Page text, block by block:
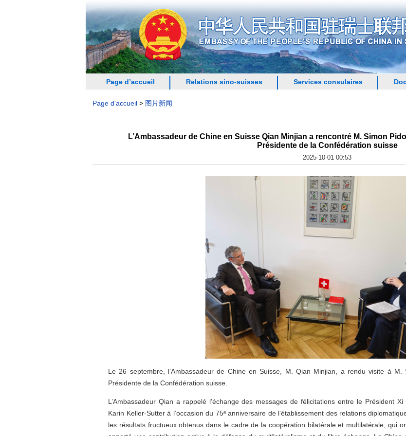
Page d’accueil Relations sino-suisses Services consulaires
Page d'accueil > 图片新闻
L’Ambassadeur de Chine en Suisse Qian Minjian a rencontré M. Simon
Présidente de la Confédération suisse
2025-10-01 00:53
Le 26 septembre, l’Ambassadeur de Chine en Suisse, M. Qian Minjian, a rendu visite à M.
Présidente de la Confédération suisse.
L’Ambassadeur Qian a rappelé l’échange des messages de félicitations entre le Président
Karin Keller-Sutter à l’occasion du 75ᵉ anniversaire de l’établissement des relations
les résultats fructueux obtenus dans le cadre de la coopération bilatérale et multilatérale, qui